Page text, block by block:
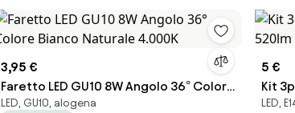
3,95 €
Faretto LED GU10 8W Angolo 36° Colore
Bianco Naturale 4.000K
LED, GU10, alogena
5 €
Kit
LED,